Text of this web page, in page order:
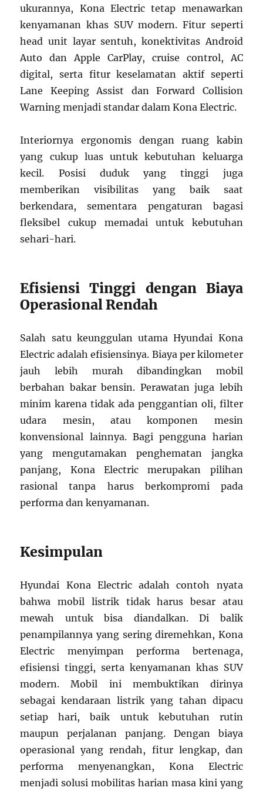
ukurannya, Kona Electric tetap menawarkan
kenyamanan khas SUV modern. Fitur seperti
head unit layar sentuh, konektivitas Android
Auto dan Apple CarPlay, cruise control, AC
digital, serta fitur keselamatan aktif seperti
Lane Keeping Assist dan Forward Collision
Warning menjadi standar dalam Kona Electric.
Interiornya ergonomis dengan ruang kabin
yang cukup luas untuk kebutuhan keluarga
kecil. Posisi duduk yang tinggi juga
memberikan visibilitas yang baik saat
berkendara, sementara pengaturan bagasi
fleksibel cukup memadai untuk kebutuhan
sehari-hari.
Efisiensi Tinggi dengan Biaya
Operasional Rendah
Salah satu keunggulan utama Hyundai Kona
Electric adalah efisiensinya. Biaya per kilometer
jauh lebih murah dibandingkan mobil
berbahan bakar bensin. Perawatan juga lebih
minim karena tidak ada penggantian oli, filter
udara mesin, atau komponen mesin
konvensional lainnya. Bagi pengguna harian
yang mengutamakan penghematan jangka
panjang, Kona Electric merupakan pilihan
rasional tanpa harus berkompromi pada
performa dan kenyamanan.
Kesimpulan
Hyundai Kona Electric adalah contoh nyata
bahwa mobil listrik tidak harus besar atau
mewah untuk bisa diandalkan. Di balik
penampilannya yang sering diremehkan, Kona
Electric menyimpan performa bertenaga,
efisiensi tinggi, serta kenyamanan khas SUV
modern. Mobil ini membuktikan dirinya
sebagai kendaraan listrik yang tahan dipacu
setiap hari, baik untuk kebutuhan rutin
maupun perjalanan panjang. Dengan biaya
operasional yang rendah, fitur lengkap, dan
performa menyenangkan, Kona Electric
menjadi solusi mobilitas harian masa kini yang